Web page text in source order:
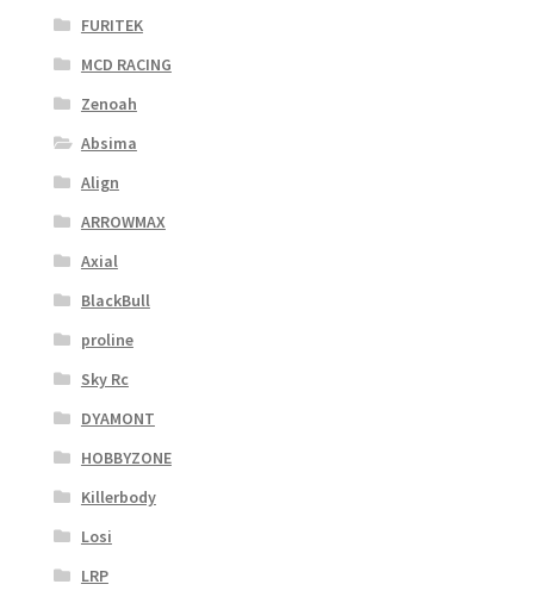
FURITEK
MCD RACING
Zenoah
Absima
Align
ARROWMAX
Axial
BlackBull
proline
Sky Rc
DYAMONT
HOBBYZONE
Killerbody
Losi
LRP